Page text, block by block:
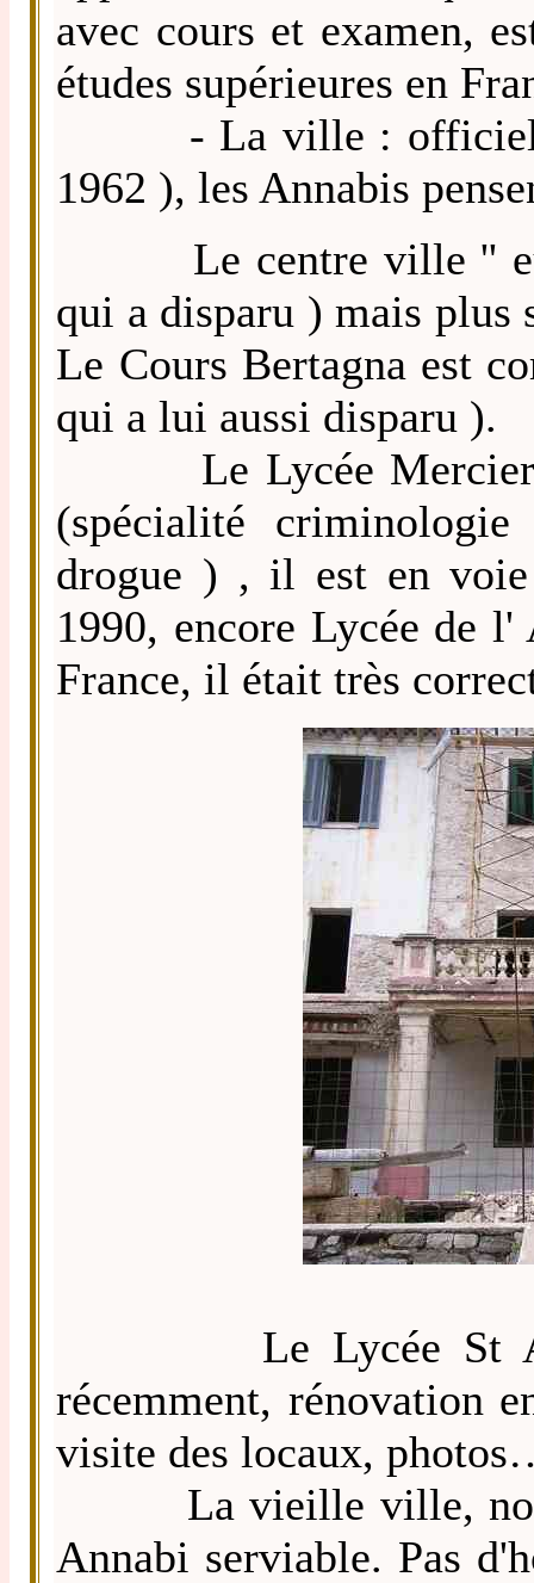
avec cours et examen,
études supérieures en
- La ville :
1962 ), les Annabis
Le centre ville ''
qui a disparu ) mais plus
Le Cours Bertagna est
qui a lui aussi disparu ).
Le Lycée Mercier
(spécialité
drogue ) , il est en voie
1990, encore Lycée de
France, il était très
Le Lycée St
récemment, rénovation
visite des locaux,
La vieille ville, nous
Annabi serviable. Pas